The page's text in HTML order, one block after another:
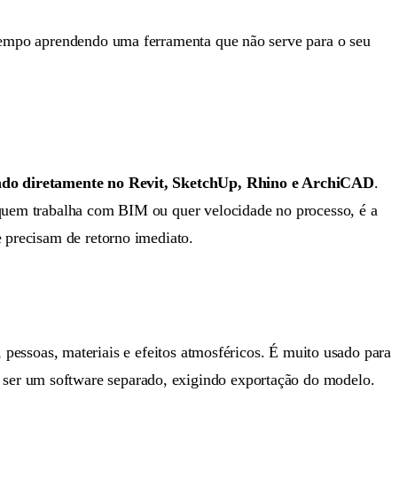
aprendendo uma ferramenta que não serve para o seu
diretamente no Revit, SketchUp, Rhino e ArchiCAD.
trabalha com BIM ou quer velocidade no processo, é a
de retorno imediato.
materiais e efeitos atmosféricos. É muito usado para
um software separado, exigindo exportação do modelo.